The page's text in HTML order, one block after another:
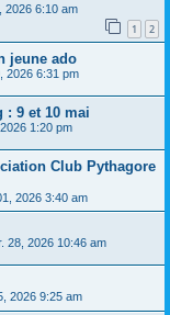
2026 6:10 am
1 2
jeune ado
2026 6:31 pm
: 9 et 10 mai
1:20 pm
Club Pythagore
2026 3:40 am
28, 2026 10:46 am
2026 9:25 am